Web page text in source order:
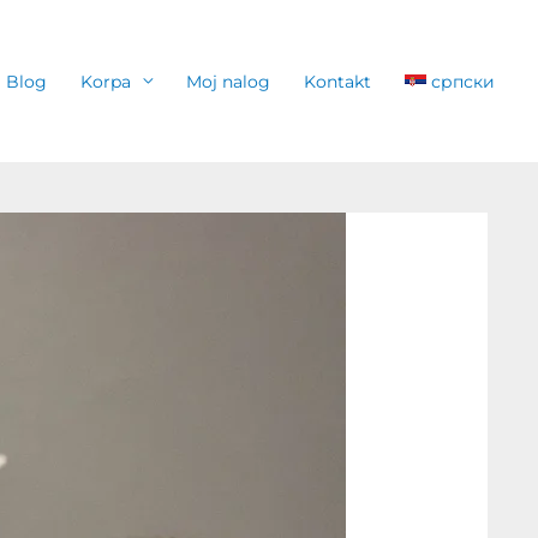
Blog Korpa Moj nalog Kontakt српски